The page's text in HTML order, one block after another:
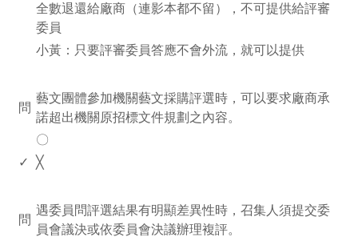
全數退還給廠商（連影本都不留），不可提供給評審
委員
小黃：只要評審委員答應不會外流，就可以提供
問
藝文團體參加機關藝文採購評選時，可以要求廠商承
諾超出機關原招標文件規劃之內容。
〇
✓ ╳
問
遇委員問評選結果有明顯差異性時，召集人須提交委
員會議決或依委員會決議辦理複評。